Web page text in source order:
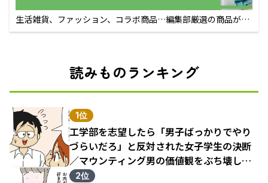
生活雑貨、ファッション、コラボ商品…編集部厳選の商品が買
えるECサイト
読みものランキング
1位
工学部を志望したら「男子ばっかりでやり
づらいだろ」と反対された女子学生の決断
／マウンティング男の価値観をぶち壊した
結果（1）
2位